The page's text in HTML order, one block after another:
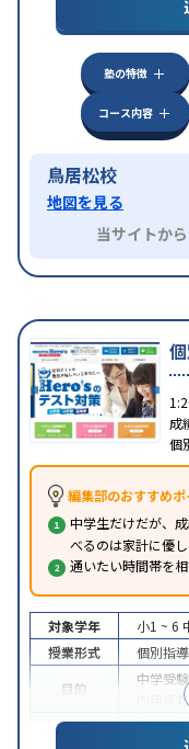
中高一
応1科
室あり
塾の特徴
コース内容
鳥居松校
地図を見る
当サイトか
成
個
編集部のおすすめポ
中学生だけだが、
べるのは家計に優
通いたい時間帯を
対象学年 小1 ~ 6
授業形式
個別指
目的
中学受験
内申点対
中高一